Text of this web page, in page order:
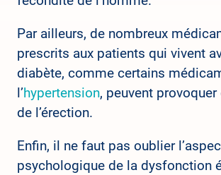
Par ailleurs, de nombreux
prescrits aux patients qui vivent
diabète, comme certains
l’hypertension, peuvent
de l’érection.
Enfin, il ne faut pas oublier
psychologique de la dysfonction